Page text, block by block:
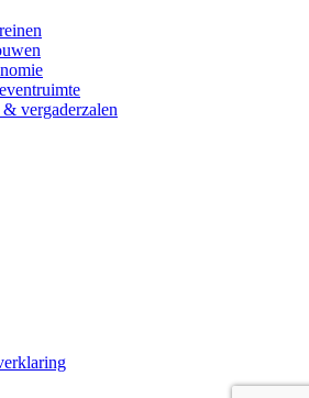
vergaderzalen